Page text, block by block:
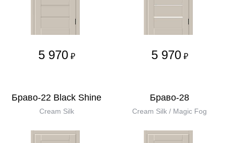
5 970 ₽ 5 970 ₽
Браво-22 Black Shine
Cream Silk
Браво-28
Cream Silk / Magic Fog